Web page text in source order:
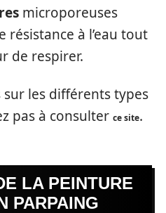
microporeuses
à l’eau tout
de respirer.
les différents types
pas à consulter ce site.
LA PEINTURE
PARPAING